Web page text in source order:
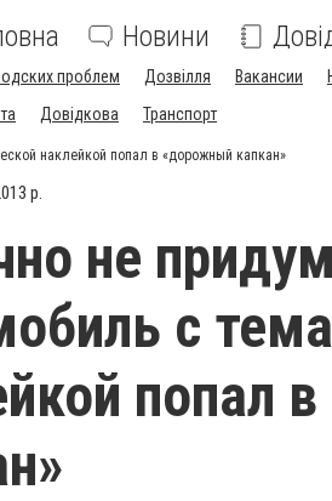
Новини
проблем Дозвілля Вакансии
Довідкова Транспорт
наклейкой попал в «дорожный капкан»
р.
не
с
попал